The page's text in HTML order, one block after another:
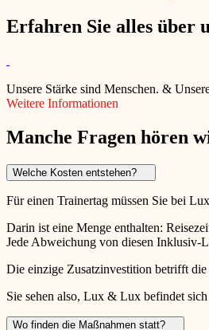
Erfahren Sie alles über
Unsere Stärke sind Menschen. &
Weitere Informationen
Manche Fragen hören
Welche Kosten entstehen?
Für einen Trainertag müssen Sie bei
Darin ist eine Menge enthalten:
Jede Abweichung von diesen Inklusiv-
Die einzige Zusatzinvestition betrifft
Sie sehen also, Lux & Lux befindet
Wo finden die Maßnahmen statt?